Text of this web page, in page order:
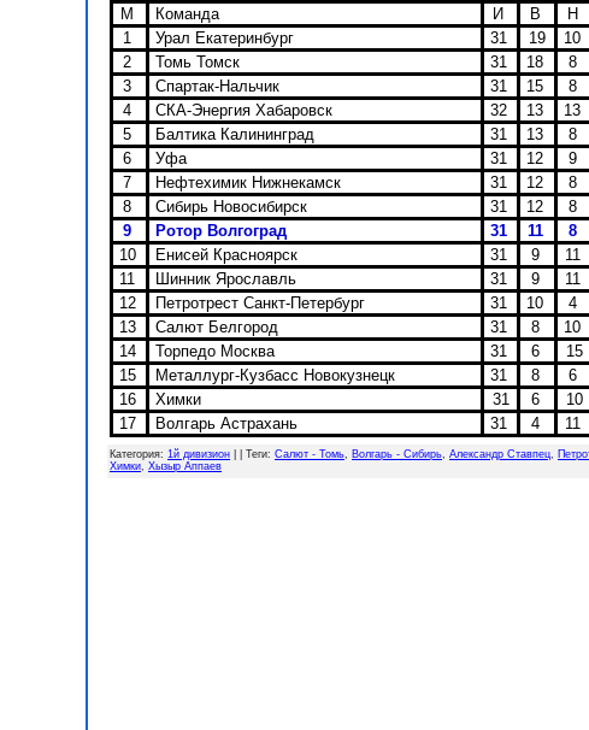
М
Команда И В Н
1
Урал Екатеринбург 31 19 10
2
Томь Томск 31 18 8
3
Спартак-Нальчик 31 15 8
4
СКА-Энергия Хабаровск 32 13 13
5
Балтика Калининград 31 13 8
6
Уфа 31 12 9
7
Нефтехимик Нижнекамск 31 12 8
8
Сибирь Новосибирск 31 12 8
9
Ротор Волгоград 31 11 8
10
Енисей Красноярск 31 9 11
11
Шинник Ярославль 31 9 11
12
Петротрест Санкт-Петербург 31 10 4
13
Салют Белгород 31 8 10
14
Торпедо Москва 31 6 15
15
Металлург-Кузбасс Новокузнецк 31 8 6
16
Химки 31 6 10
17
Волгарь Астрахань 31 4 11
Категория: 1й дивизион Теги: Салют - Томь, Волгарь - Сибирь, Александр Ставпец,
Химки, Хызыр Аппаев